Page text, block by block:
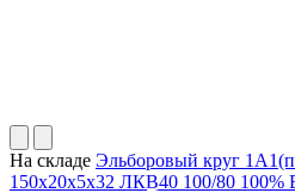
На складе Эльборовый круг
150х20х5х32 ЛКВ40 100/80 100%